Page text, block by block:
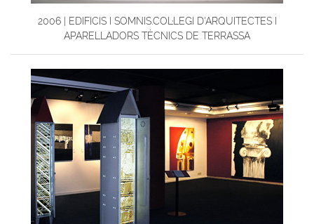
2006 | EDIFICIS I SOMNIS.COL·LEGI D'ARQUITECTES I
APARELLADORS TÈCNICS DE TERRASSA